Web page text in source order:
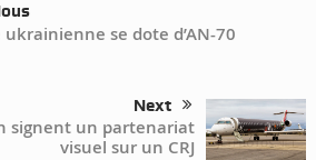
ukrainienne se dote d’AN-70
Next
signent un partenariat
visuel sur un CRJ